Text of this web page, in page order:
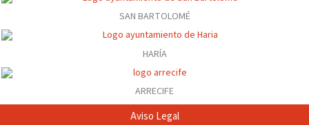
SAN BARTOLOMÉ
HARÍA
ARRECIFE
Aviso Legal